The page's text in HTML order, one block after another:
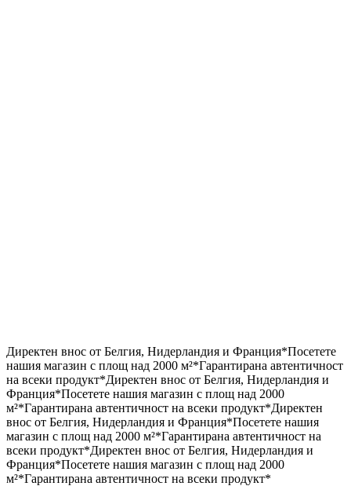
Директен внос от Белгия, Нидерландия и Франция*Посетете
нашия магазин с площ над 2000 м²*Гарантирана автентичност
на всеки продукт*Директен внос от Белгия, Нидерландия и
Франция*Посетете нашия магазин с площ над 2000
м²*Гарантирана автентичност на всеки продукт*Директен
внос от Белгия, Нидерландия и Франция*Посетете нашия
магазин с площ над 2000 м²*Гарантирана автентичност на
всеки продукт*Директен внос от Белгия, Нидерландия и
Франция*Посетете нашия магазин с площ над 2000
м²*Гарантирана автентичност на всеки продукт*